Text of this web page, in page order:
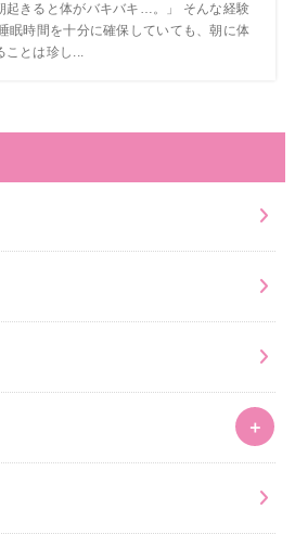
起きると体がバキバキ…。」 そんな経験
眠時間を十分に確保していても、朝に体
とは珍し...